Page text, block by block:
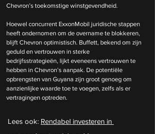
Chevron’s toekomstige winstgevendheid.
Hoewel concurrent ExxonMobil juridische stappen
heeft ondernomen om de overname te blokkeren,
blijft Chevron optimistisch. Buffett, bekend om zijn
geduld en vertrouwen in sterke
bedrijfsstrategieën, lijkt eveneens vertrouwen te
hebben in Chevron’s aanpak. De potentiële
opbrengsten van Guyana zijn groot genoeg om
aanzienlijke waarde toe te voegen, zelfs als er
vertragingen optreden.
Lees ook: Rendabel investeren in